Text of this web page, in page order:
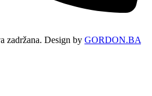
zadržana. Design by GORDON.BA